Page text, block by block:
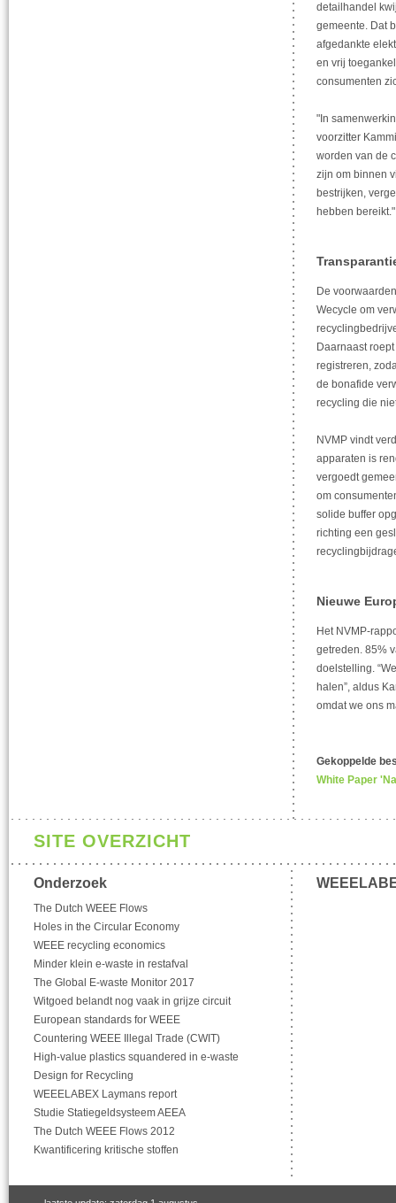
detailhandel
gemeente. Dat
afgedankte
en vrij
consumenten
"In
voorzitter
worden van de
zijn om binnen
bestrijken,
hebben bereikt."
De
Wecycle om
Daarnaast
registreren,
de bonafide
recycling die
NVMP vindt
apparaten is
vergoedt
om
solide buffer
richting een
Nieuwe
Het NVMP-
getreden. 85%
doelstelling.
halen”, aldus
omdat we ons
Gekoppelde
White Paper
SITE OVERZICHT
Onderzoek
The Dutch WEEE Flows
Holes in the Circular Economy
WEEE recycling economics
Minder klein e-waste in restafval
The Global E-waste Monitor 2017
Witgoed belandt nog vaak in grijze circuit
European standards for WEEE
Countering WEEE Illegal Trade (CWIT)
High-value plastics squandered in e-waste
Design for Recycling
WEEELABEX Laymans report
Studie Statiegeldsysteem AEEA
The Dutch WEEE Flows 2012
Kwantificering kritische stoffen